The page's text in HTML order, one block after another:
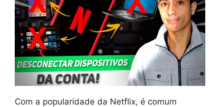
Com a popularidade da Netflix, é comum